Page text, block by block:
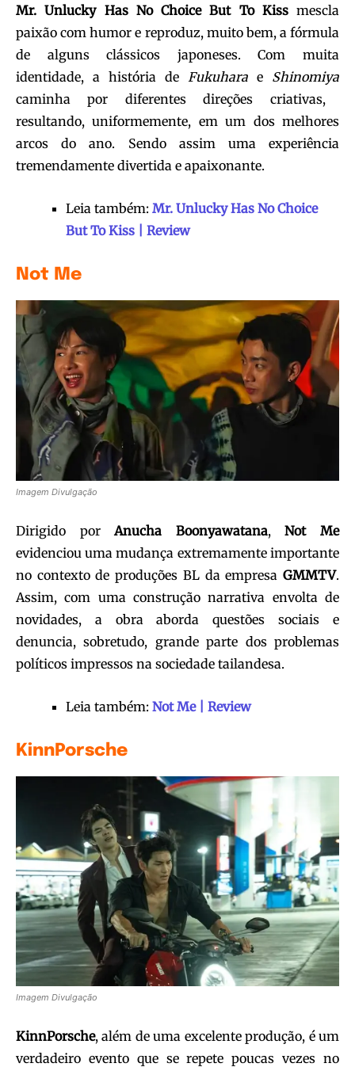
Mr. Unlucky Has No Choice But To Kissmescla
paixão com humor e reproduz, muito bem, a fórmula
de alguns clássicos japoneses. Com muita
identidade, a história de Fukuhara e Shinomiya
caminha por diferentes direções criativas,
resultando, uniformemente, em um dos melhores
arcos do ano. Sendo assim uma experiência
tremendamente divertida e apaixonante.
Leia também: Mr. Unlucky Has No Choice
But To Kiss | Review
Not Me
Imagem Divulgação
Dirigido porAnucha Boonyawatana,Not Me
evidenciou uma mudança extremamente importante
no contexto de produções BL da empresa GMMTV.
Assim, com uma construção narrativa envolta de
novidades, a obra aborda questões sociais e
denuncia, sobretudo, grande parte dos problemas
políticos impressos na sociedade tailandesa.
Leia também: Not Me | Review
KinnPorsche
Imagem Divulgação
KinnPorsche, além de uma excelente produção, é um
verdadeiro evento que se repete poucas vezes no